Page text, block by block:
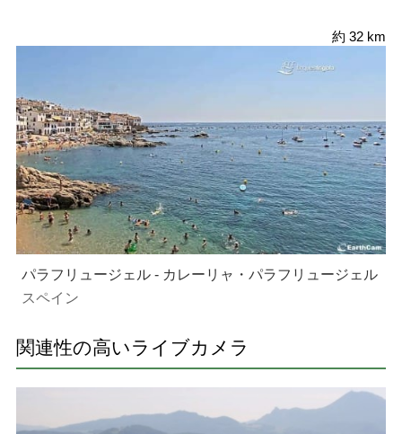
約 32 km
パラフリュージェル - カレーリャ・パラフリュージェル
スペイン
関連性の高いライブカメラ